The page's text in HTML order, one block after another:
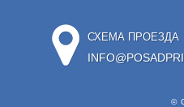
СХЕМА ПРОЕЗДА
©